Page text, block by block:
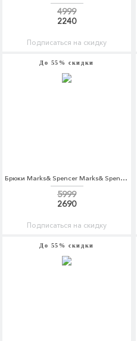
4999
2240
Подписаться на скидку
До 55% скидки
Брюки Marks& Spencer Marks& Spencer MA178EMALDX2
5999
2690
Подписаться на скидку
До 55% скидки